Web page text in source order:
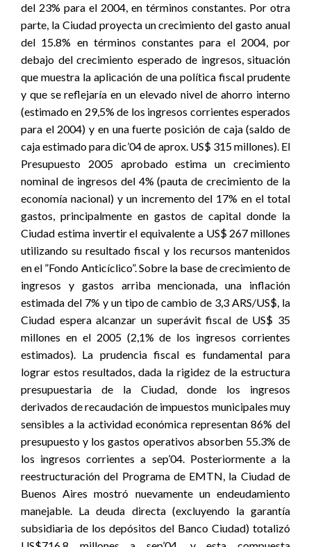
del 23% para el 2004, en términos constantes. Por otra
parte, la Ciudad proyecta un crecimiento del gasto anual
del 15.8% en términos constantes para el 2004, por
debajo del crecimiento esperado de ingresos, situación
que muestra la aplicación de una política fiscal prudente
y que se reflejaría en un elevado nivel de ahorro interno
(estimado en 29,5% de los ingresos corrientes esperados
para el 2004) y en una fuerte posición de caja (saldo de
caja estimado para dic’04 de aprox. US$ 315 millones). El
Presupuesto 2005 aprobado estima un crecimiento
nominal de ingresos del 4% (pauta de crecimiento de la
economía nacional) y un incremento del 17% en el total
gastos, principalmente en gastos de capital donde la
Ciudad estima invertir el equivalente a US$ 267 millones
utilizando su resultado fiscal y los recursos mantenidos
en el ”Fondo Anticíclico”. Sobre la base de crecimiento de
ingresos y gastos arriba mencionada, una inflación
estimada del 7% y un tipo de cambio de 3,3 ARS/US$, la
Ciudad espera alcanzar un superávit fiscal de US$ 35
millones en el 2005 (2,1% de los ingresos corrientes
estimados). La prudencia fiscal es fundamental para
lograr estos resultados, dada la rigidez de la estructura
presupuestaria de la Ciudad, donde los ingresos
derivados de recaudación de impuestos municipales muy
sensibles a la actividad económica representan 86% del
presupuesto y los gastos operativos absorben 55.3% de
los ingresos corrientes a sep’04. Posteriormente a la
reestructuración del Programa de EMTN, la Ciudad de
Buenos Aires mostró nuevamente un endeudamiento
manejable. La deuda directa (excluyendo la garantía
subsidiaria de los depósitos del Banco Ciudad) totalizó